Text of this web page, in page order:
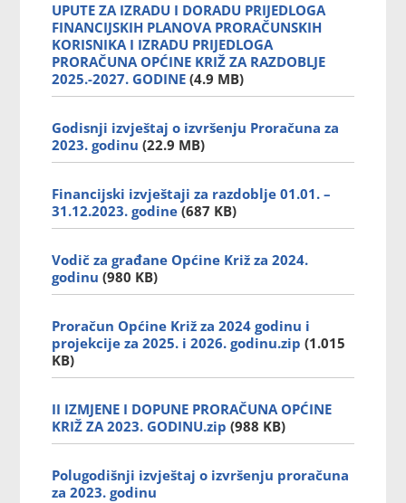
UPUTE ZA IZRADU I DORADU PRIJEDLOGA
FINANCIJSKIH PLANOVA PRORAČUNSKIH
KORISNIKA I IZRADU PRIJEDLOGA
PRORAČUNA OPĆINE KRIŽ ZA RAZDOBLJE
2025.-2027. GODINE(4.9 MB)
Godisnji izvještaj o izvršenju Proračuna za
2023. godinu(22.9 MB)
Financijski izvještaji za razdoblje 01.01. –
31.12.2023. godine(687 KB)
Vodič za građane Općine Križ za 2024.
godinu(980 KB)
Proračun Općine Križ za 2024 godinu i
projekcije za 2025. i 2026. godinu.zip(1.015
KB)
II IZMJENE I DOPUNE PRORAČUNA OPĆINE
KRIŽ ZA 2023. GODINU.zip(988 KB)
Polugodišnji izvještaj o izvršenju proračuna
za 2023. godinu